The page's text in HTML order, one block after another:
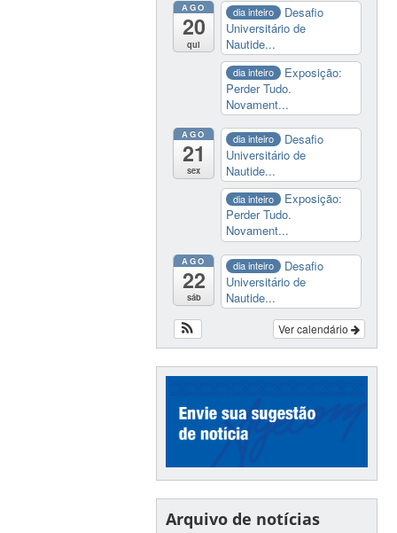
AGO
20
qui
dia inteiro
Desafio
Universitário de
Nautide...
dia inteiro
Exposição:
Perder Tudo.
Novament...
AGO
21
sex
dia inteiro
Desafio
Universitário de
Nautide...
dia inteiro
Exposição:
Perder Tudo.
Novament...
AGO
22
sáb
dia inteiro
Desafio
Universitário de
Nautide...
Ver calendário
Arquivo de notícias